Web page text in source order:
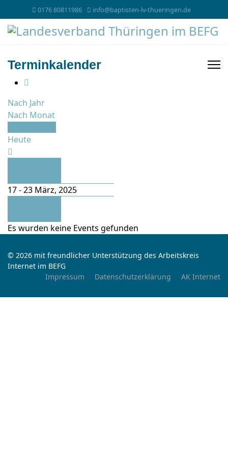
0176 80811986 info@baptisten-lv-thueringen.de
Terminkalender
Nach Jahr
Nach Monat
Heute
17 - 23 März, 2025
Es wurden keine Events gefunden
© 2026 mit freundlicher Unterstützung des Arbeitskreis
Internet im BEFG
Impressum
Datenschutzerklärung AK Internet